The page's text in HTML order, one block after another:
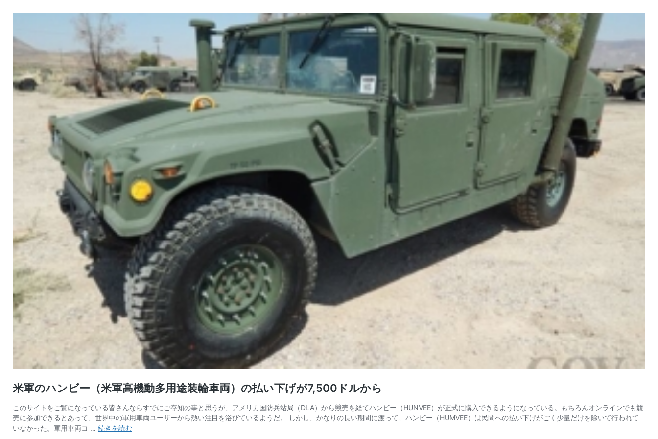
米軍のハンビー（米軍高機動多用途装輪車両）の払い下げが7,500ドルから
このサイトをご覧になっている皆さんならすでにご存知の事と思うが、アメリカ国防兵站局（DLA）から競売を経てハンビー（HUNVEE）が正式に購入できるようになっている。もちろんオンラインでも競
売に参加できるとあって、世界中の軍用車両ユーザーから熱い注目を浴びているようだ。 しかし、かなりの長い期間に渡って、ハンビー（HUMVEE）は民間への払い下げがごく少量だけを除いて行われて
いなかった。軍用車両コ … 続きを読む米